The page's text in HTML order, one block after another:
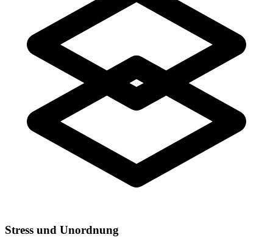
Stress und Unordnung